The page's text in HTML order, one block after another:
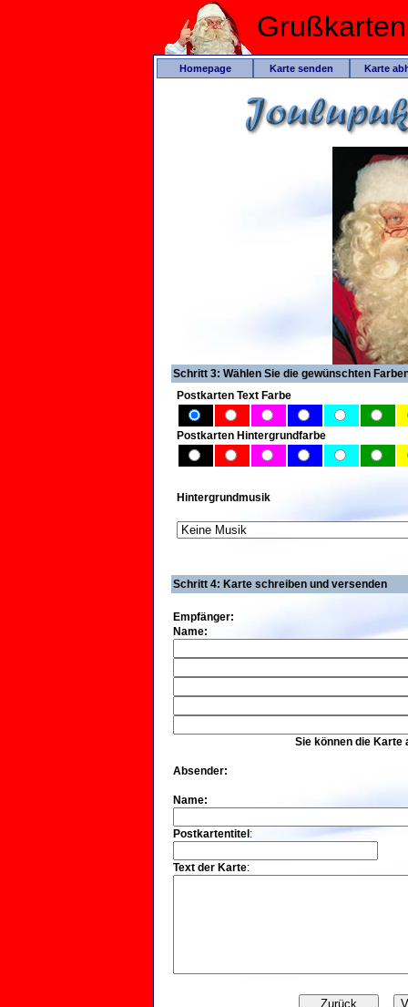
Homepage Karte senden Karte
Schritt 3: Wählen Sie die gewünschten
Postkarten Text Farbe
Postkarten Hintergrundfarbe
Hintergrundmusik
Schritt 4: Karte schreiben und versenden
Empfänger:
Name:
Sie können die Karte
Absender:
Name:
Postkartentitel :
Text der Karte: